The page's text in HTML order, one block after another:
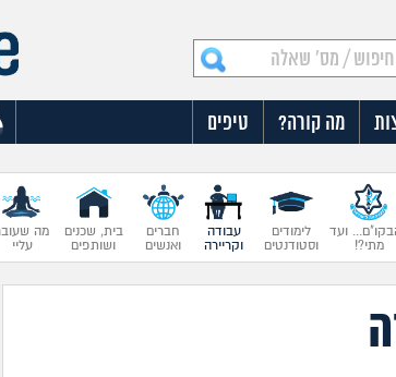
מה קורה? טיפים
ועד
מתי?!
לימודים
וסטודנטים
עבודה
וקריירה
חברים
ואנשים
בית, שכנים
ושותפים
מה
עליי